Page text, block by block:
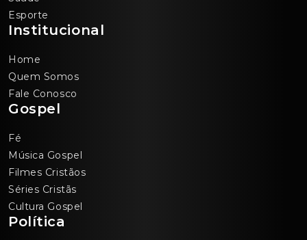
Esporte
Institucional
Home
Quem Somos
Fale Conosco
Gospel
Fé
Música Gospel
Filmes Cristãos
Séries Cristãs
Cultura Gospel
Política